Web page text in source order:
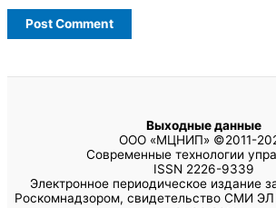
Выходные данные
ООО «МЦНИП» ©2011-
Современные технологии
ISSN 2226-9339
Электронное периодическое издание
Роскомнадзором, свидетельство СМИ